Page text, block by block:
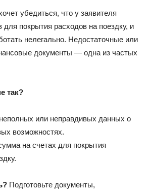
убедиться, что у заявителя
для покрытия расходов на поездку, и
нелегально. Недостаточные или
документы — одна из частых
так?
или неправдивых данных о
возможностях.
на счетах для покрытия
Подготовьте документы,